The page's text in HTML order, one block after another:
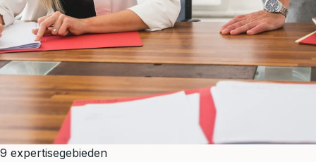
9 expertisegebieden